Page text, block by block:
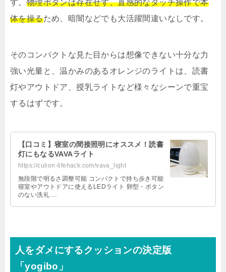
す。 物理ボタンは存在せず、直感的なタッチ操作で本
体を操るため、暗闇などでも大活躍間違いなしです。
そのコンパクトな見た目からは想像できない十分な力
強い光量と、温かみのあるオレンジのライトは、読書
灯やアウトドア、授乳ライトなど様々なシーンで重宝
するはずです。
【口コミ】寝室の間接照明にオススメ！読書
灯にもなるVAVAライト
https://culion-lifehack.com/vava_light
無段階で明るさ調整可能 コンパクトで持ち歩き可能
寝室やアウトドアに使えるLEDライト 卵型・ボタン
のない洗礼 …
人をダメにするクッションの決定版
「yogibo」